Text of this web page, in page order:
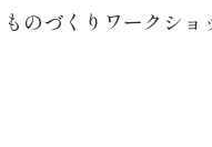
ものづくりワークシ